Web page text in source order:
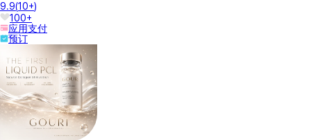
9.9(10+)
100+
应用支付
预订